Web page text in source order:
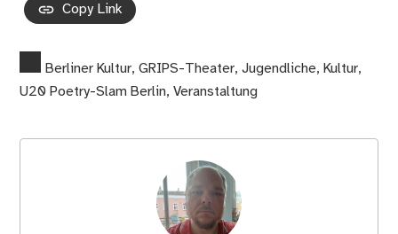
Copy Link
Berliner Kultur,GRIPS-Theater,Jugendliche, Kultur,
U20 Poetry-Slam Berlin,Veranstaltung